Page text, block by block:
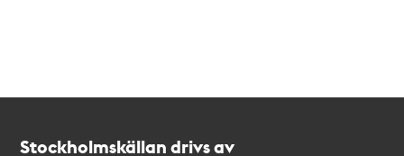
Stockholmskällan drivs av